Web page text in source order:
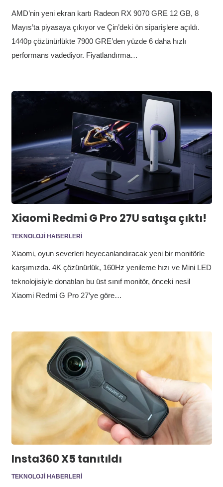
AMD’nin yeni ekran kartı Radeon RX 9070 GRE 12 GB, 8
Mayıs’ta piyasaya çıkıyor ve Çin’deki ön siparişlere açıldı.
1440p çözünürlükte 7900 GRE’den yüzde 6 daha hızlı
performans vadediyor. Fiyatlandırma…
Xiaomi Redmi G Pro 27U satışa çıktı!
TEKNOLOJI HABERLERI
Xiaomi, oyun severleri heyecanlandıracak yeni bir monitörle
karşımızda. 4K çözünürlük, 160Hz yenileme hızı ve Mini LED
teknolojisiyle donatılan bu üst sınıf monitör, önceki nesil
Xiaomi Redmi G Pro 27’ye göre…
Insta360 X5 tanıtıldı
TEKNOLOJI HABERLERI